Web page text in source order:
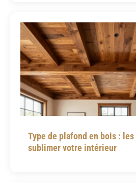
Type de plafond en bois :
sublimer votre intérieur